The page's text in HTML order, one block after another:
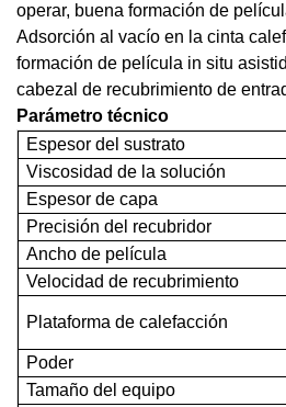
operar, buena formación de
Adsorción al vacío en la cinta
formación de película in situ
cabezal de recubrimiento de
Parámetro técnico
Espesor del sustrato
Viscosidad de la solución
Espesor de capa
Precisión del recubridor
Ancho de película
Velocidad de recubrimiento
Plataforma de calefacción
Poder
Tamaño del equipo